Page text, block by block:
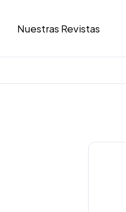
Nuestras Revistas